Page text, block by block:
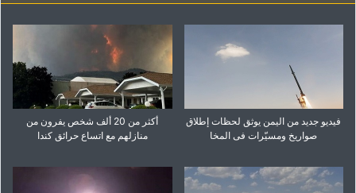
فیدیو جدید من الیمن یوثق لحظات إطلاق
صواریخ ومسیّرات فی المخا
أکثر من 20 ألف شخص یفرون من
منازلهم مع اتساع حرائق کندا